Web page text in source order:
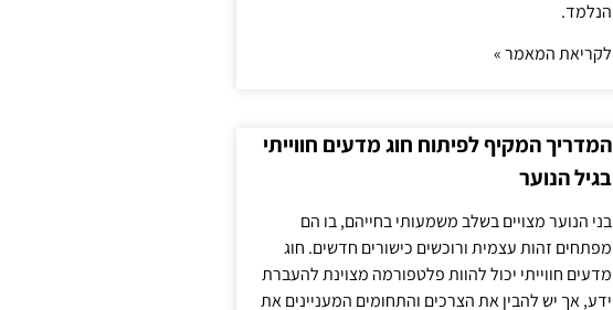
הנלמד.
לקריאת המאמר »
המדריך המקיף לפיתוח חוג מדעים חווייתי
בגיל הנוער
בני הנוער מצויים בשלב משמעותי בחייהם, בו הם
מפתחים זהות עצמית ורוכשים כישורים חדשים. חוג
מדעים חווייתי יכול להוות פלטפורמה מצוינת להעברת
ידע, אך יש להבין את הצרכים והתחומים המעניינים את